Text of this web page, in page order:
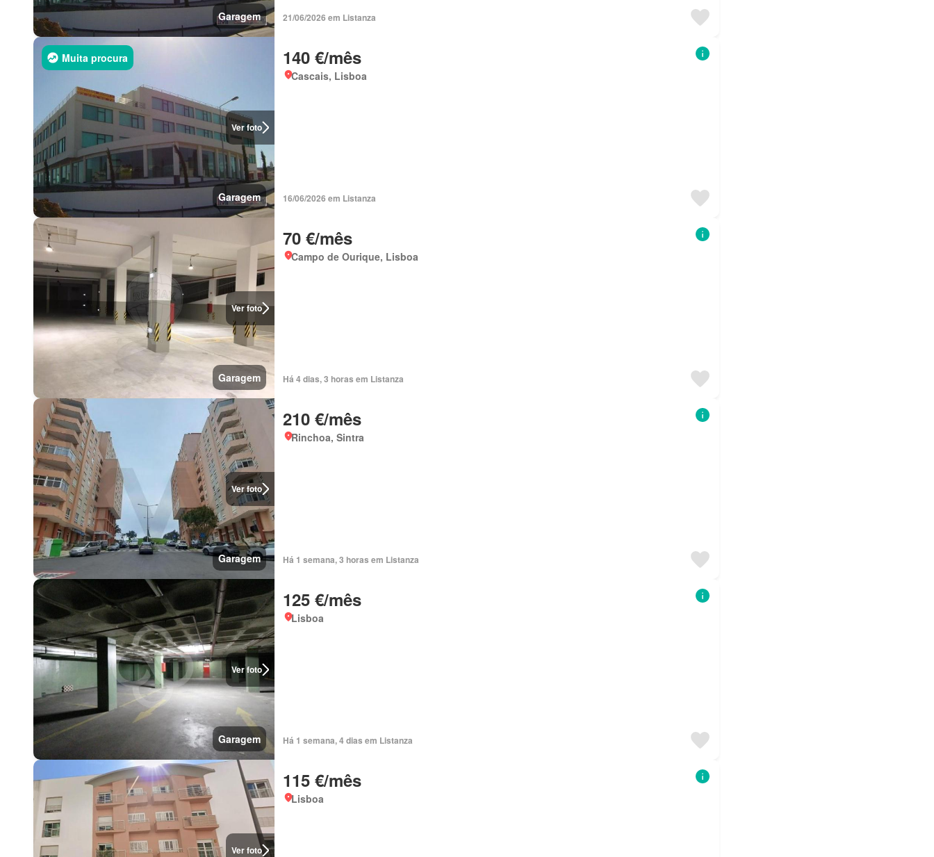
Garagem 21/06/2026 em Listanza
Ver foto
Muita procura
Garagem
140 €/mês
Cascais, Lisboa
16/06/2026 em Listanza
Ver foto
Garagem
70 €/mês
Campo de Ourique, Lisboa
Há 4 dias, 3 horas em Listanza
Ver foto
Garagem
210 €/mês
Rinchoa, Sintra
Há 1 semana, 3 horas em Listanza
Ver foto
Garagem
125 €/mês
Lisboa
Há 1 semana, 4 dias em Listanza
Ver foto
115 €/mês
Lisboa